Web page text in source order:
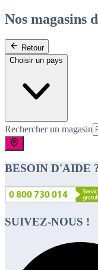
Nos magasins
Retour
Choisir un pays
Rechercher un magasin
BESOIN D'AIDE
SUIVEZ-NOUS !